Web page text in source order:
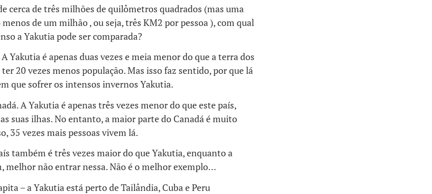
cerca de três milhões de quilômetros quadrados (mas uma
de um milhão , ou seja, três KM2 por pessoa ), com qual
a Yakutia pode ser comparada?
Yakutia é apenas duas vezes e meia menor do que a terra dos
20 vezes menos população. Mas isso faz sentido, por que lá
que sofrer os intensos invernos Yakutia.
A Yakutia é apenas três vezes menor do que este país,
suas ilhas. No entanto, a maior parte do Canadá é muito
35 vezes mais pessoas vivem lá.
também é três vezes maior do que Yakutia, enquanto a
melhor não entrar nessa. Não é o melhor exemplo…
– a Yakutia está perto de Tailândia, Cuba e Peru